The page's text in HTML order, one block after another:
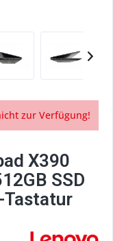
zur Verfügung!
X390
SSD
Tastatur